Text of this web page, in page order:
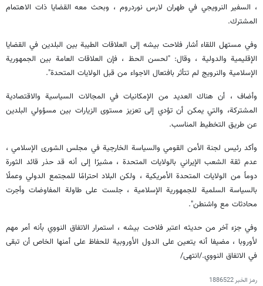
، السفير ​النرويجي في ​طهران​ لارس نوردروم ، وبحث معه القضايا ذات الاهتمام
المشترك.
وفي مستهل اللقاء أشار فلاحت بيشه إلى العلاقات الطيبة بين البلدين في القضايا
الإقليمية والدولية ، وقال: "لحسن الحظ ، فإن العلاقات العامة بين الجمهورية
الإسلامية والنرويج لم تتأثر بافتعال الاجواء من قبل الولايات المتحدة".
وأضاف ، أن هناك العديد من الإمكانيات في المجالات السياسية والاقتصادية
المشتركة، والتي يمكن أن تؤدي إلى تعزيز مستوى الزيارات بين مسؤولي البلدين
عن طريق التخطيط المناسب.
وأكد رئيس لجنة الأمن القومي والسياسة الخارجية في مجلس الشورى الإسلامي ،
عدم ثقة الشعب الإيراني بالولايات المتحدة ، مشيرًا إلى أنه قد حذر قائد الثورة
دوماً من الولايات المتحدة الأمريكية ، ولكن البلاد احترامًا للمجتمع الدولي وعملًا
بالسياسة السلمية للجمهورية الإسلامية ، جلست على طاولة المفاوضات وأجرت
محادثات مع واشنطن".
وفي جزء آخر من حديثه اعتبر فلاحت بيشه ، استمرار الاتفاق النووي بأنه أمر مهم
لأوروبا ، مضيفا أنه يتعين على الدول الأوروبية للحفاظ على أمنها الخاص أن تبقى
في الاتفاق النووي./انتهى/
رمز الخبر1886522